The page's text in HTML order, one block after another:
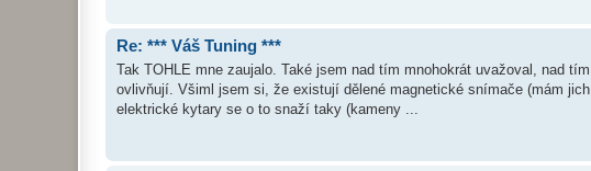
Re: *** Váš Tuning ***
Tak TOHLE mne zaujalo. Také jsem nad tím mnohokrát uvažoval, nad
ovlivňují. Všiml jsem si, že existují dělené magnetické snímače (mám
elektrické kytary se o to snaží taky (kameny ...